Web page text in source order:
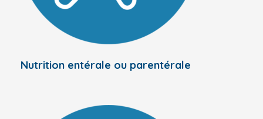
Nutrition entérale ou parentérale